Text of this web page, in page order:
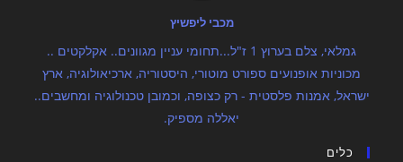
מכבי ליפשיץ
גמלאי, צלם בערוץ 1 ז"ל...תחומי עניין מגוונים.. אקלקטים ..
מכוניות אופנועים ספורט מוטורי, היסטוריה, ארכיאולוגיה, ארץ
ישראל, אמנות פלסטית - רק כצופה, וכמובן טכנולוגיה ומחשבים..
יאללה מספיק.
כלים